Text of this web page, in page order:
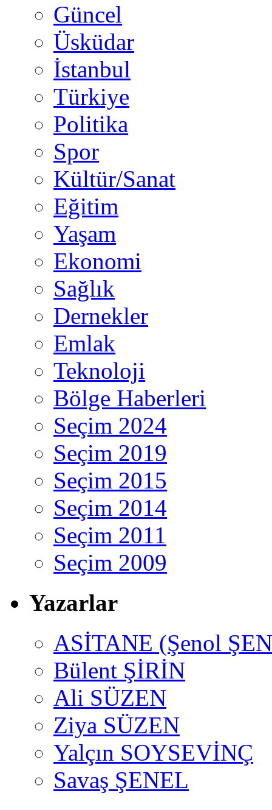
Güncel
Üsküdar
İstanbul
Türkiye
Politika
Spor
Kültür/Sanat
Eğitim
Yaşam
Ekonomi
Sağlık
Dernekler
Emlak
Teknoloji
Bölge Haberleri
Seçim 2024
Seçim 2019
Seçim 2015
Seçim 2014
Seçim 2011
Seçim 2009
Yazarlar
ASİTANE (Şenol
Bülent ŞİRİN
Ali SÜZEN
Ziya SÜZEN
Yalçın SOYSEVİNÇ
Savaş ŞENEL